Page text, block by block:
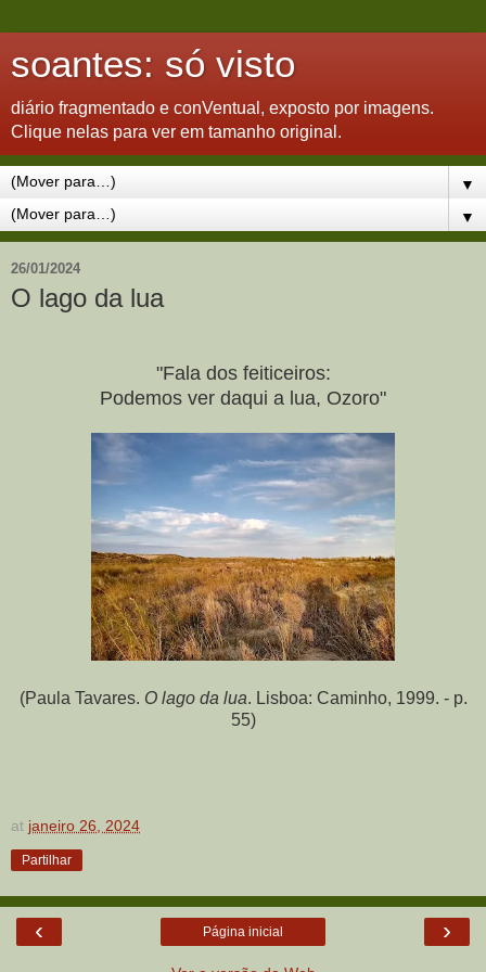
soantes: só visto
diário fragmentado e conVentual, exposto por imagens.
Clique nelas para ver em tamanho original.
▼
▼
26/01/2024
O lago da lua
"Fala dos feiticeiros:
Podemos ver daqui a lua, Ozoro"
(Paula Tavares. O lago da lua. Lisboa: Caminho, 1999. - p.
55)
at janeiro 26, 2024
Partilhar
‹ ›
Página inicial